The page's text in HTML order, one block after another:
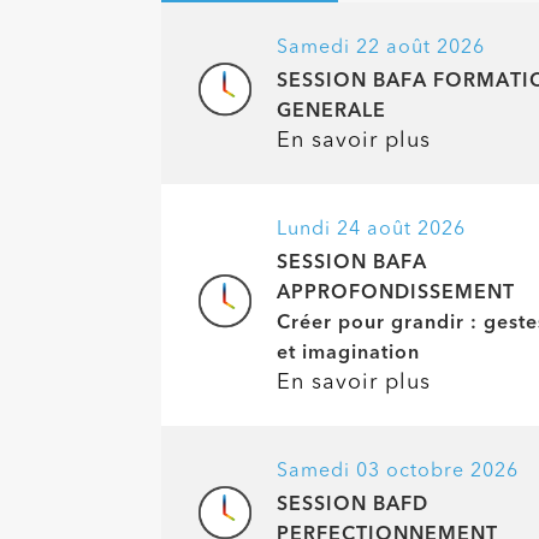
Lundi 24 août 2026
SESSION BAFA
APPROFONDISSEMENT
Créer pour grandir :
Samedi 03 octobre 2026
SESSION BAFD
PERFECTIONNEMENT
En savoir plus
Samedi 17 octobre 2026
SESSION BAFA